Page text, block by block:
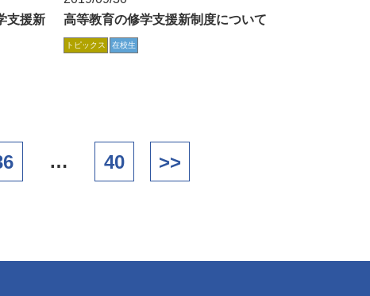
支援新
高等教育の修学支援新制度について
トピックス 在校生
… 40 >>